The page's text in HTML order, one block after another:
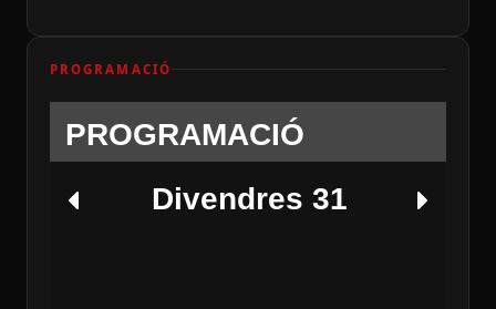
PROGRAMACIÓ
PROGRAMACIÓ
Divendres 31